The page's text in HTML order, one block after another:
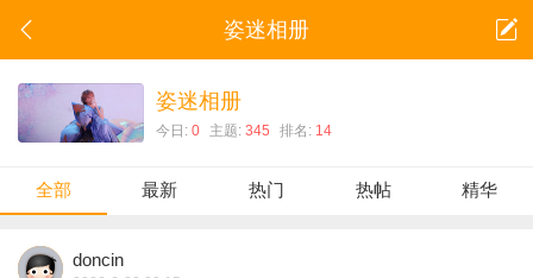
姿迷相册
姿迷相册
今日:0 主题:345 排名: 14
全部 最新 热门 热帖 精华
doncin